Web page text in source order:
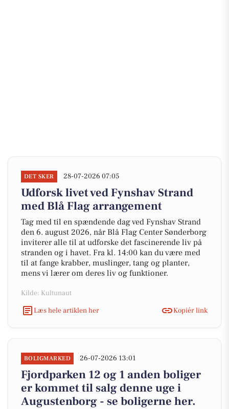
DET SKER 28-07-2026 07:05
Udforsk livet ved Fynshav Strand
med Blå Flag arrangement
Tag med til en spændende dag ved Fynshav Strand
den 6. august 2026, når Blå Flag Center Sønderborg
inviterer alle til at udforske det fascinerende liv på
stranden og i havet. Fra kl. 14:00 kan du være med
til at fange krabber, muslinger, tang og planter,
mens vi lærer om deres liv og funktioner.
Kilde: Kultunaut
Læs hele artiklen her
Kopiér link
BOLIGMARKED 26-07-2026 13:01
Fjordparken 12 og 1 anden boliger
er kommet til salg denne uge i
Augustenborg - se boligerne her.